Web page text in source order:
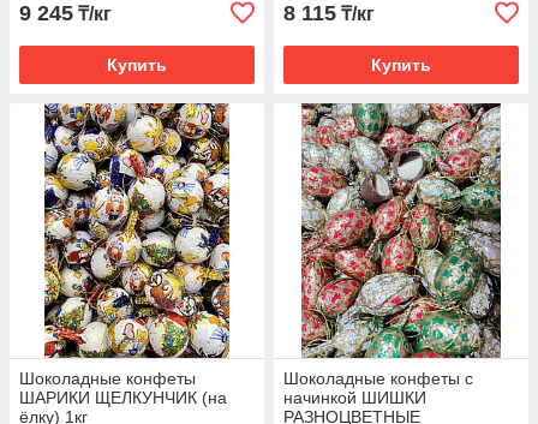
9 245 ₸/кг
Купить
8 115 ₸/кг
Купить
Шоколадные конфеты
ШАРИКИ ЩЕЛКУНЧИК (на
ёлку) 1кг
Шоколадные конфеты с
начинкой ШИШКИ
РАЗНОЦВЕТНЫЕ